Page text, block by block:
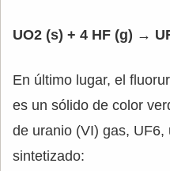
UO2 (s) + 4 HF (g) →
En último lugar, el
es un sólido de color
de uranio (VI) gas, UF6,
sintetizado: